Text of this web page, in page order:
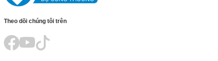
Theo dõi chúng tôi trên